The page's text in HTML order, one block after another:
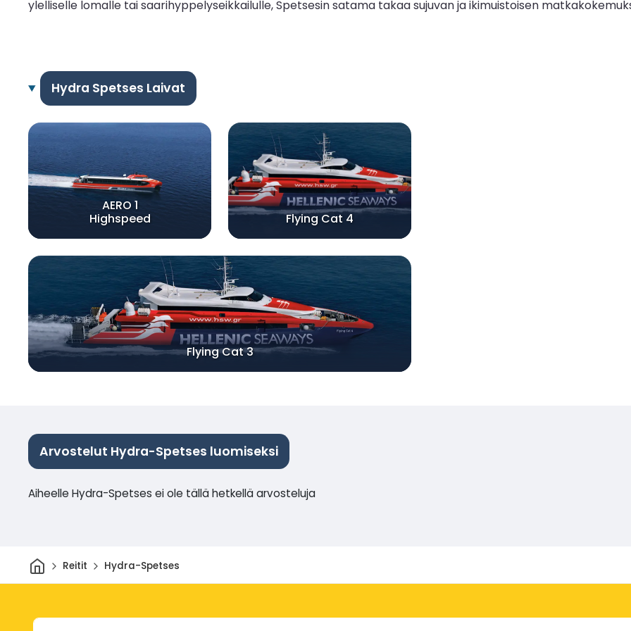
ylelliselle lomalle tai saarihyppelyseikkailulle, Spetsesin satama takaa sujuvan ja ikimuistoisen
Hydra Spetses Laivat
AERO 1
Highspeed
Flying Cat 4
Flying Cat 3
Arvostelut Hydra-Spetses luomiseksi
Aiheelle Hydra-Spetses ei ole tällä hetkellä arvosteluja
KotiinReitit Hydra-Spetses